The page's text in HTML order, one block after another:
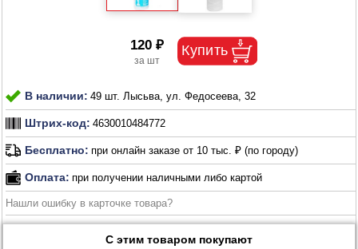
120 ₽
В наличии: 49 шт. Лысьва, ул. Федосеева, 32
Штрих-код: 4630010484772
Бесплатно: при онлайн заказе от 10 тыс. ₽ (по городу)
Оплата: при получении наличными либо картой
Нашли ошибку в карточке товара?
С этим товаром покупают